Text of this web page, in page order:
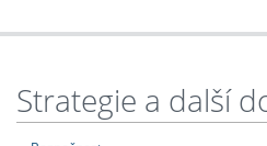
Strategie a další